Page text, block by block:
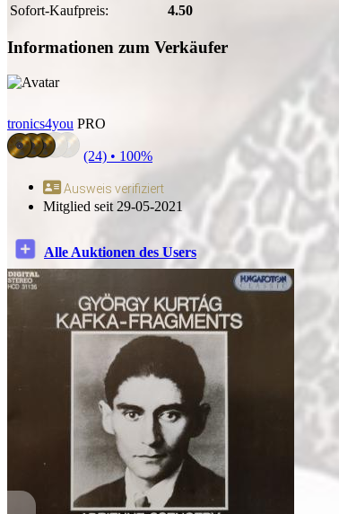
Sofort-Kaufpreis:
4.50
Informationen zum Verkäufer
tronics4you PRO
(24) • 100%
Ausweis verifiziert
Mitglied seit 29-05-2021
Alle Auktionen des Users